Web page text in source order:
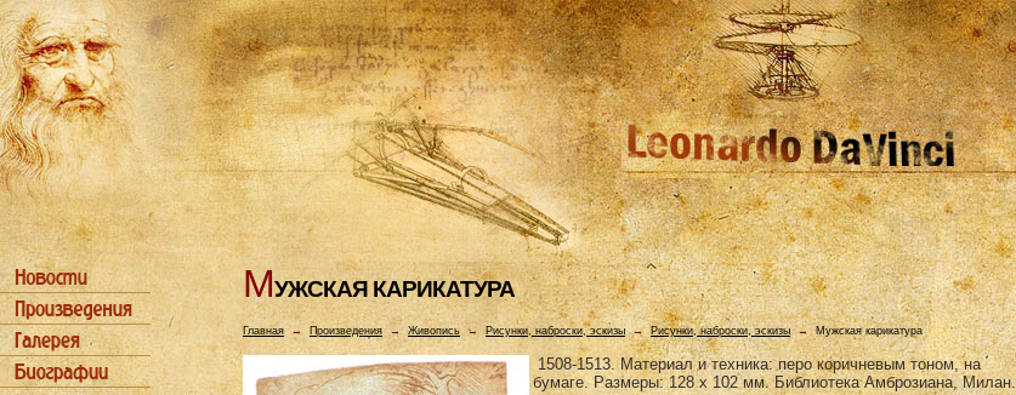
МУЖСКАЯ КАРИКАТУРА
Главная→ Произведения → Живопись → Рисунки, наброски, эскизы →Рисунки, наброски, эскизы→Мужская карикатура
1508-1513. Материал и техника: перо коричневым тоном, на
бумаге. Размеры: 128 х 102 мм. Библиотека Амброзиана, Милан.